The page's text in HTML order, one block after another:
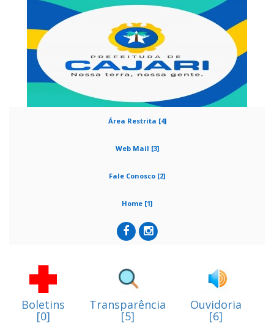
Área Restrita [4]
Web Mail [3]
Fale Conosco [2]
Home [1]
Boletins
[0]
Transparência
[5]
Ouvidoria
[6]